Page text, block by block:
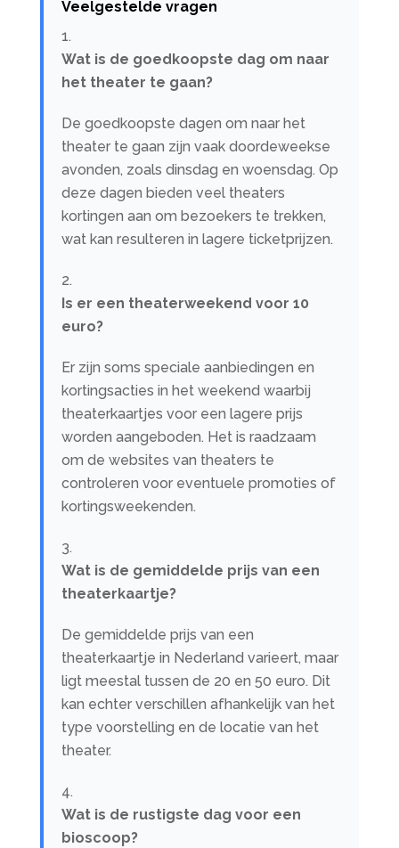
Veelgestelde vragen
Wat is de goedkoopste dag om naar
het theater te gaan?
De goedkoopste dagen om naar het
theater te gaan zijn vaak doordeweekse
avonden, zoals dinsdag en woensdag. Op
deze dagen bieden veel theaters
kortingen aan om bezoekers te trekken,
wat kan resulteren in lagere ticketprijzen.
Is er een theaterweekend voor 10
euro?
Er zijn soms speciale aanbiedingen en
kortingsacties in het weekend waarbij
theaterkaartjes voor een lagere prijs
worden aangeboden. Het is raadzaam
om de websites van theaters te
controleren voor eventuele promoties of
kortingsweekenden.
Wat is de gemiddelde prijs van een
theaterkaartje?
De gemiddelde prijs van een
theaterkaartje in Nederland varieert, maar
ligt meestal tussen de 20 en 50 euro. Dit
kan echter verschillen afhankelijk van het
type voorstelling en de locatie van het
theater.
Wat is de rustigste dag voor een
bioscoop?